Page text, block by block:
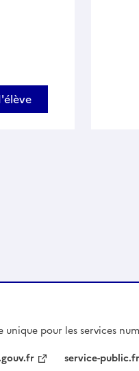
unique pour les services
service-public.fr